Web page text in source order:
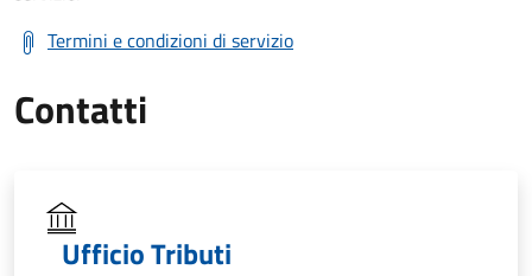
Termini e condizioni di servizio
Contatti
Ufficio Tributi